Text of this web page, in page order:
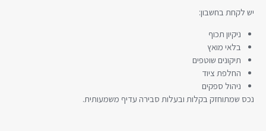
יש לקחת בחשבון:
ניקיון תכוף
בלאי מואץ
תיקונים שוטפים
החלפת ציוד
ניהול ספקים
נכס שמתוחזק בקלות ובעלות סבירה עדיף משמעותית.